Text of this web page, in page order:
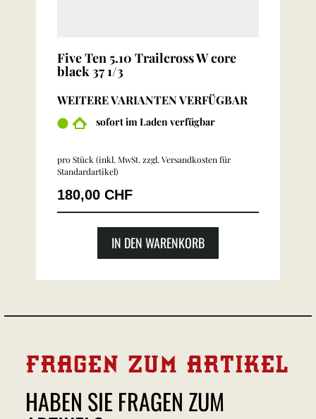
Five Ten 5.10 Trailcross W core
black 37 1/3
WEITERE VARIANTEN VERFÜGBAR
sofort im Laden verfügbar
pro Stück (inkl. MwSt. zzgl. Versandkosten für
Standardartikel)
180,00 CHF
IN DEN WARENKORB
FRAGEN ZUM ARTIKEL
HABEN SIE FRAGEN ZUM